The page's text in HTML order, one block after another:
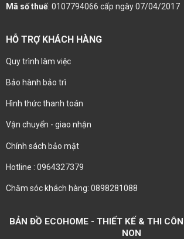
Mã số thuế: 0107794066 cấp ngày 07/04/2017
HỖ TRỢ KHÁCH HÀNG
Quy trình làm việc
Bảo hành bảo trì
Hình thức thanh toán
Vận chuyển - giao nhận
Chính sách bảo mật
Hotline : 0964327379
Chăm sóc khách hàng: 0898281088
BẢN ĐỒ ECOHOME - THIẾT KẾ & THI
NON